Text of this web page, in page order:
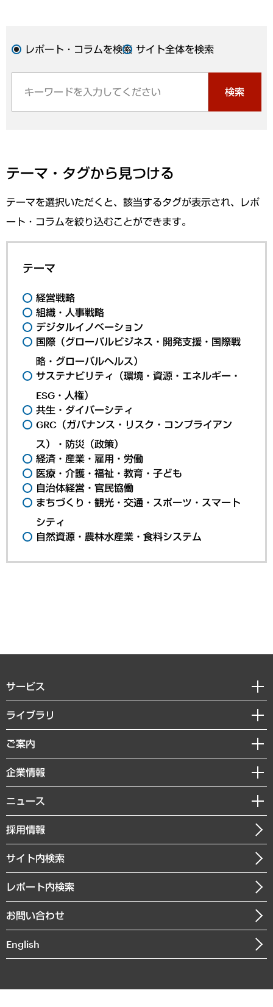
レポート・コラムを検索 サイト全体を検索
検索
テーマ・タグから見つける
テーマを選択いただくと、該当するタグが表示され、レポ
ート・コラムを絞り込むことができます。
テーマ
経営戦略
組織・人事戦略
デジタルイノベーション
国際（グローバルビジネス・開発支援・国際戦
略・グローバルヘルス）
サステナビリティ（環境・資源・エネルギー・
ESG・人権）
共生・ダイバーシティ
GRC（ガバナンス・リスク・コンプライアン
ス）・防災（政策）
経済・産業・雇用・労働
医療・介護・福祉・教育・子ども
自治体経営・官民協働
まちづくり・観光・交通・スポーツ・スマート
シティ
自然資源・農林水産業・食料システム
サービス
経営戦略
組織・人事戦略
デジタルイノベーション
共生・ダイバーシティ
GRC（ガバナンス・リスク・コンプライアンス）・防災（政策）
経済・産業・雇用・労働
まちづくり・観光・交通・スポーツ・スマートシティ
自然資源・農林水産業・食料システム
ライブラリ
経済調査
レポート
コラム
経営用語集
受託・受注実績（官公庁関連）
メディア掲載・出演
ご案内
セミナー・イベント情報
MUFGビジネスセミナー
受託案件情報
企業情報
私たちの想い
社長メッセージ
会社概要
沿革
組織図・本部部室紹介
インドネシア現地法人
個人情報保護方針
ニュース
ニュースリリース
お知らせ
採用情報
サイト内検索
レポート内検索
お問い合わせ
English